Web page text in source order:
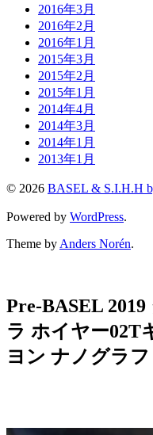
2016年3月
2016年2月
2016年1月
2015年3月
2015年2月
2015年1月
2014年4月
2014年3月
2014年1月
2013年1月
© 2026 BASEL & S.I.H.H
Powered by WordPress.
Theme by Anders Norén.
Pre-BASEL
ラ ホイヤー02T
ヨン ナノグラフ